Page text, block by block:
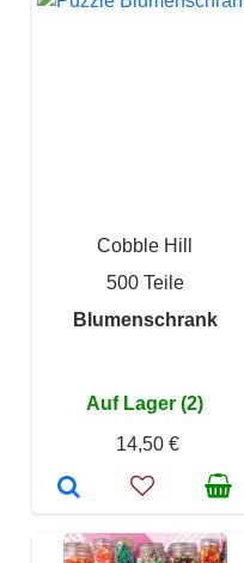
Cobble Hill
500 Teile
Blumenschrank
Auf Lager (2)
14,50 €